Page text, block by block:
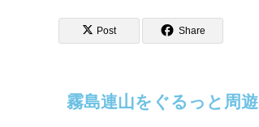
Post Share
霧島連山をぐるっと周遊